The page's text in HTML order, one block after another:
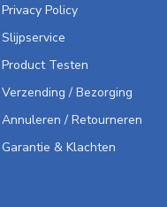
Privacy Policy
Slijpservice
Product Testen
Verzending / Bezorging
Annuleren / Retourneren
Garantie & Klachten